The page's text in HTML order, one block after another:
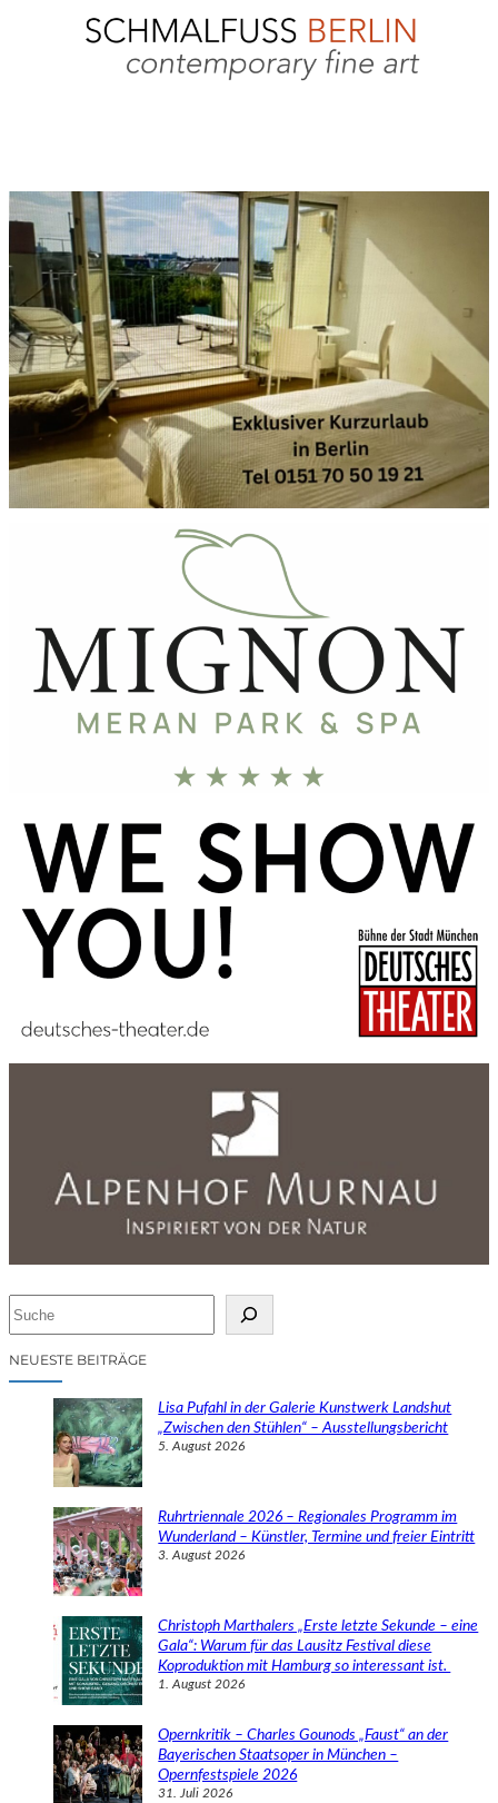
cNEUESTE BEITRÄGE
Lisa Pufahl in der Galerie Kunstwerk Landshut
„Zwischen den Stühlen“ – Ausstellungsbericht
5. August 2026
Ruhrtriennale 2026 – Regionales Programm im
Wunderland – Künstler, Termine und freier Eintritt
3. August 2026
Christoph Marthalers „Erste letzte Sekunde – eine
Gala“: Warum für das Lausitz Festival diese
Koproduktion mit Hamburg so interessant ist.
1. August 2026
Opernkritik – Charles Gounods „Faust“ an der
Bayerischen Staatsoper in München –
Opernfestspiele 2026
31. Juli 2026